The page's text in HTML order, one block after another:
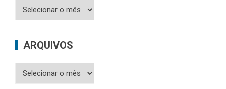
Últimas
ARQUIVOS
Arquivos